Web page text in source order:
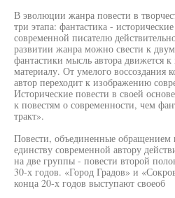
В эволюции жанра повести в
три этапа: фантастика -
современной писателю
развитии жанра можно свести к
фантастики мысль автора движется
материалу. От умелого воссоздания
автор переходит к изображению
Исторические повести в своей
к повестям о современности, чем
тракт».
Повести, объединенные обращением
единству современной автору
на две группы - повести второй
30-х годов. «Город Градов» и
конца 20-х годов выступают своеоб